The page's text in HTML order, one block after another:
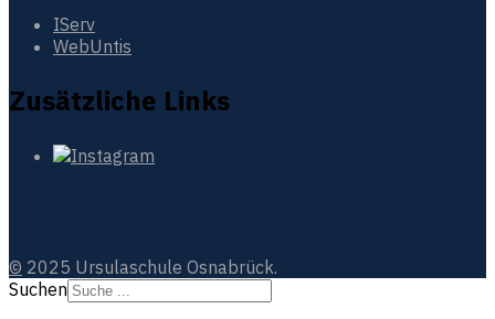
IServ
WebUntis
Zusätzliche Links
© 2025 Ursulaschule Osnabrück.
Suchen